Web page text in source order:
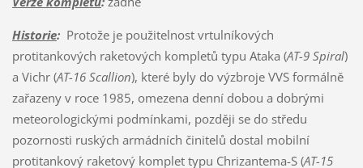
Historie:Protože je použitelnost vrtulníkových
protitankových raketových kompletů typu Ataka (AT-9 Spiral)
a Vichr (AT-16 Scallion), které byly do výzbroje VVS formálně
zařazeny v roce 1985, omezena denní dobou a dobrými
meteorologickými podmínkami, později se do středu
pozornosti ruských armádních činitelů dostal mobilní
protitankový raketový komplet typu Chrizantema-S (AT-15